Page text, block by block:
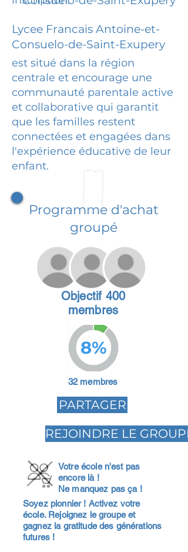
Lycee Francais Antoine-et-
Consuelo-de-Saint-Exupery
est situé dans la région
centrale et encourage une
communauté parentale active
et collaborative qui garantit
que les familles restent
connectées et engagées dans
l'expérience éducative de leur
enfant.
Programme d'achat
groupé
Objectif 400
membres
8%
32 membres
PARTAGER
REJOINDRE LE GROUPE
Votre école n'est pas
encore là !
Ne manquez pas ça !
Soyez pionnier ! Activez votre
école. Rejoignez le groupe et
gagnez la gratitude des générations
futures !